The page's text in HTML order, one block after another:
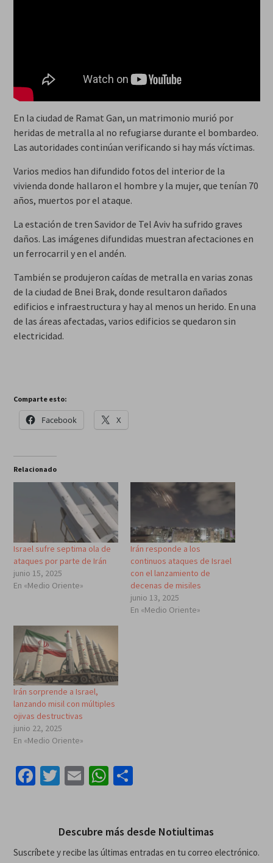
En la ciudad de Ramat Gan, un matrimonio murió por
heridas de metralla al no refugiarse durante el bombardeo.
Las autoridades continúan verificando si hay más víctimas.
Varios medios han difundido fotos del interior de la
vivienda donde hallaron el hombre y la mujer, que tenían 70
años, muertos por el ataque.
La estación de tren Savidor de Tel Aviv ha sufrido graves
daños. Las imágenes difundidas muestran afectaciones en
un ferrocarril y en el andén.
También se produjeron caídas de metralla en varias zonas
de la ciudad de Bnei Brak, donde resultaron dañados
edificios e infraestructura y hay al menos un herido. En una
de las áreas afectadas, varios edificios se quedaron sin
electricidad.
Comparte esto:
Facebook X
Relacionado
Israel sufre septima ola de
ataques por parte de Irán
junio 15, 2025
En «Medio Oriente»
Irán responde a los
continuos ataques de Israel
con el lanzamiento de
decenas de misiles
junio 13, 2025
En «Medio Oriente»
Irán sorprende a Israel,
lanzando misil con múltiples
ojivas destructivas
junio 22, 2025
En «Medio Oriente»
Facebook
Twitter
EmailWhatsApp
Compartir
Descubre más desde Notiultimas
Suscríbete y recibe las últimas entradas en tu correo electrónico.